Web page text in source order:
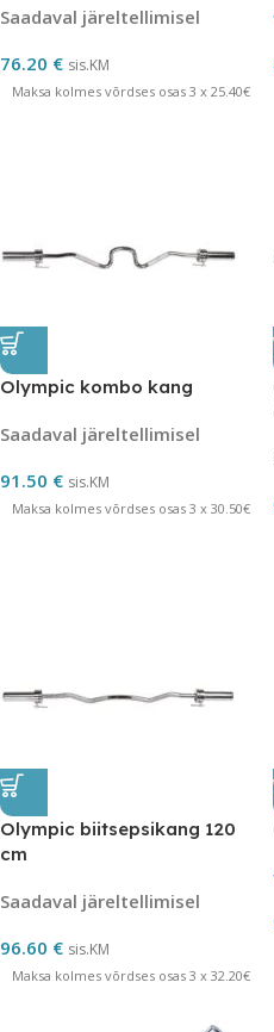
Saadaval järeltellimisel
76.20 € sis.KM
Maksa kolmes võrdses osas 3 x 25.40€
Olympic kombo kang
Saadaval järeltellimisel
91.50 € sis.KM
Maksa kolmes võrdses osas 3 x 30.50€
Olympic biitsepsikang 120
cm
Saadaval järeltellimisel
96.60 € sis.KM
Maksa kolmes võrdses osas 3 x 32.20€